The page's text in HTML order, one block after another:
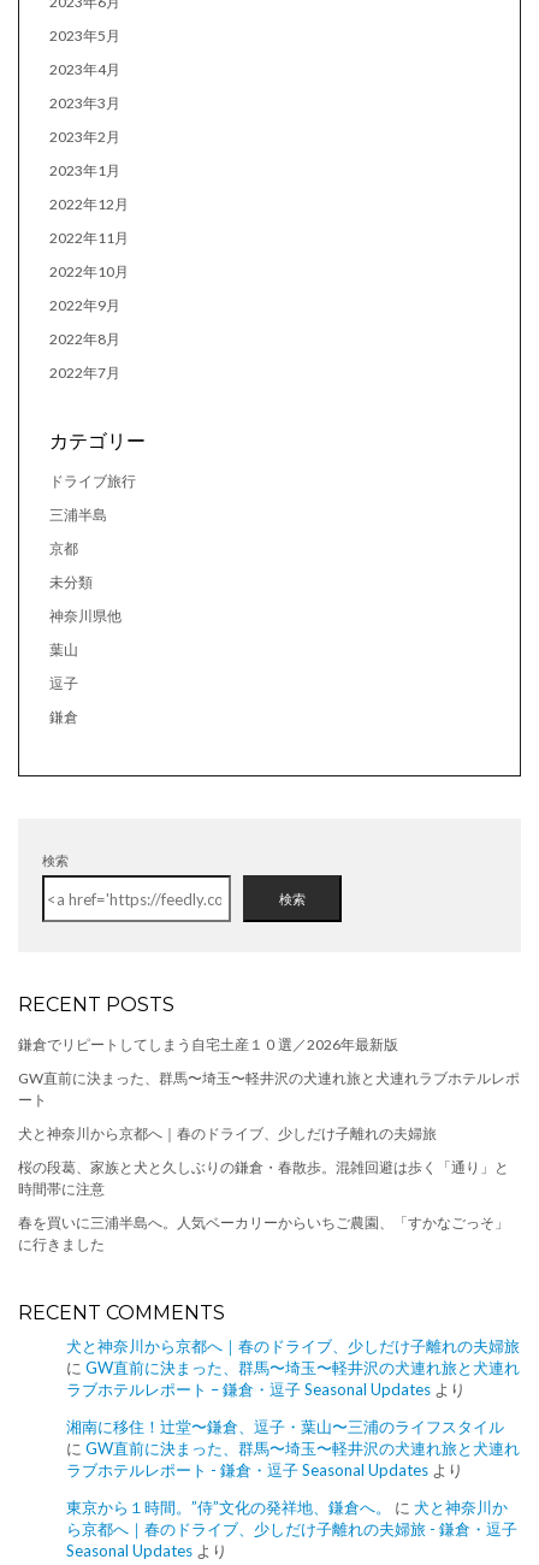
2023年5月
2023年4月
2023年3月
2023年2月
2023年1月
2022年12月
2022年11月
2022年10月
2022年9月
2022年8月
2022年7月
カテゴリー
ドライブ旅行
三浦半島
京都
未分類
神奈川県他
葉山
逗子
鎌倉
検索
検索
RECENT POSTS
鎌倉でリピートしてしまう自宅土産１０選／2026年最新版
GW直前に決まった、群馬〜埼玉〜軽井沢の犬連れ旅と犬連れラブホテルレポ
ート
犬と神奈川から京都へ｜春のドライブ、少しだけ子離れの夫婦旅
桜の段葛、家族と犬と久しぶりの鎌倉・春散歩。混雑回避は歩く「通り」と
時間帯に注意
春を買いに三浦半島へ。人気ベーカリーからいちご農園、「すかなごっそ」
に行きました
RECENT COMMENTS
犬と神奈川から京都へ｜春のドライブ、少しだけ子離れの夫婦旅
に GW直前に決まった、群馬〜埼玉〜軽井沢の犬連れ旅と犬連れ
ラブホテルレポート – 鎌倉・逗子 Seasonal Updates より
湘南に移住！辻堂〜鎌倉、逗子・葉山〜三浦のライフスタイル
に GW直前に決まった、群馬〜埼玉〜軽井沢の犬連れ旅と犬連れ
ラブホテルレポート - 鎌倉・逗子 Seasonal Updates より
東京から１時間。”侍”文化の発祥地、鎌倉へ。
に 犬と神奈川か
ら京都へ｜春のドライブ、少しだけ子離れの夫婦旅 - 鎌倉・逗子
Seasonal Updates より